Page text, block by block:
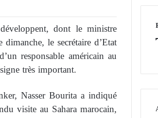
dont le ministre
le secrétaire d’Etat
responsable américain au
très important.
Nasser Bourita a indiqué
visite au Sahara marocain,